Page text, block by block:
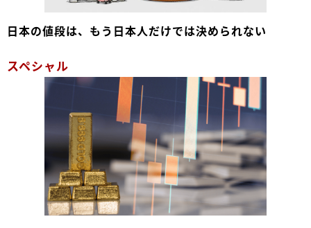
日本の値段は、もう日本人だけでは決められない
スペシャル